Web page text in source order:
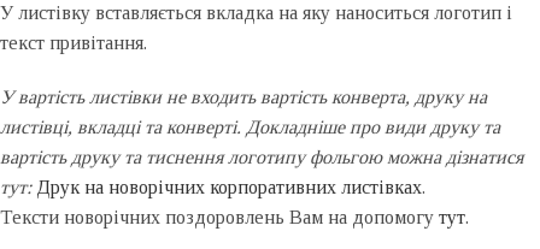
У листівку вставляється вкладка на яку наноситься логотип і
текст привітання.
У вартість листівки не входить вартість конверта, друку на
листівці, вкладці та конверті. Докладніше про види друку та
вартість друку та тиснення логотипу фольгою можна дізнатися
тут: Друк на новорічних корпоративних листівках.
Тексти новорічних поздоровлень Вам на допомогу тут.